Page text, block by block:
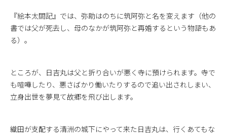
『絵本太閤記』では、弥助はのちに筑阿弥と名を変えます（他の
書では父が死去し、母のなかが筑阿弥と再婚するという物語もあ
る）。
ところが、日吉丸は父と折り合いが悪く寺に預けられます。寺で
も喧嘩したり、悪さばかり働いたりするので追い出されしまい、
立身出世を夢見て故郷を飛び出します。
織田が支配する清洲の城下にやって来た日吉丸は、行くあてもな